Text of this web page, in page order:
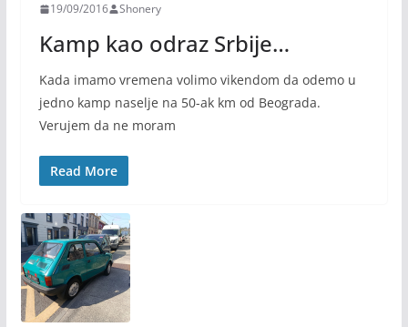
19/09/2016 Shonery
Kamp kao odraz Srbije…
Kada imamo vremena volimo vikendom da odemo u
jedno kamp naselje na 50-ak km od Beograda.
Verujem da ne moram
Read More